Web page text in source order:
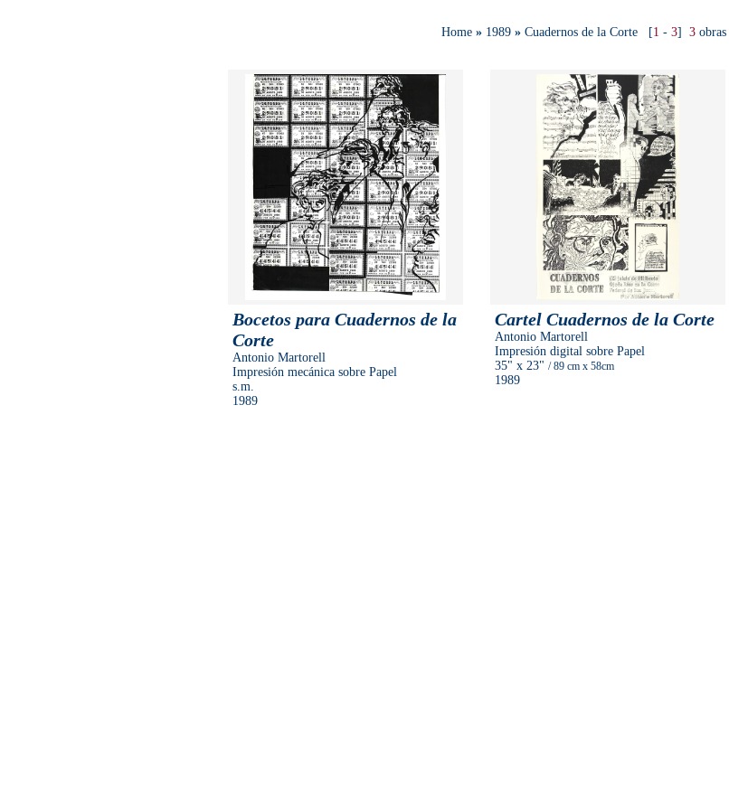
Home » 1989 »Cuadernos de la Corte [1 -3] 3
Bocetos para Cuadernos de la
Corte
Antonio Martorell
Impresión mecánica sobre Papel
s.m.
1989
Cartel Cuadernos de la Corte
Antonio Martorell
Impresión digital sobre Papel
35" x 23" / 89 cm x 58cm
1989